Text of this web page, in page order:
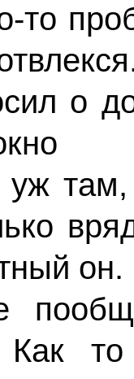
то
о
он.
Как